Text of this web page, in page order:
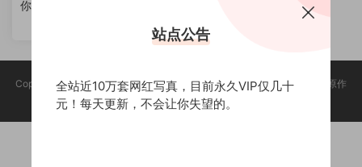
你的负卿coser全部作品[写眞
Copyright @ 2025 养眼集 版权声明:本站所有资源均收集于网络，版权归原作
者所有，如有侵权，请联系删除。
站点公告
全站近10万套网红写真，目前永久VIP仅几十
元！每天更新，不会让你失望的。